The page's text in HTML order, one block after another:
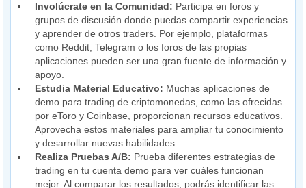
Involúcrate en la Comunidad: Participa en foros y
grupos de discusión donde puedas compartir experiencias
y aprender de otros traders. Por ejemplo, plataformas
como Reddit, Telegram o los foros de las propias
aplicaciones pueden ser una gran fuente de información y
apoyo.
Estudia Material Educativo: Muchas aplicaciones de
demo para trading de criptomonedas, como las ofrecidas
por eToro y Coinbase, proporcionan recursos educativos.
Aprovecha estos materiales para ampliar tu conocimiento
y desarrollar nuevas habilidades.
Realiza Pruebas A/B: Prueba diferentes estrategias de
trading en tu cuenta demo para ver cuáles funcionan
mejor. Al comparar los resultados, podrás identificar las